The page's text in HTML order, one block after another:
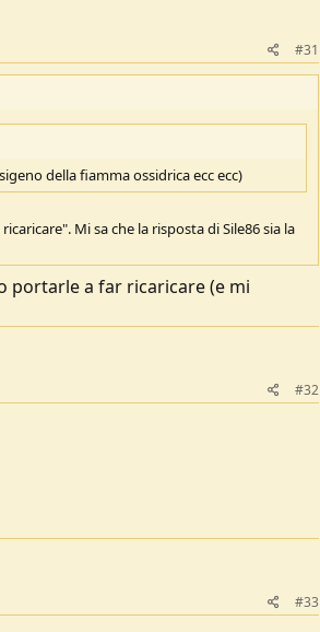
#31
della fiamma ossidrica ecc ecc)
Mi sa che la risposta di Sile86 sia la
portarle a far ricaricare (e mi
#32
#33